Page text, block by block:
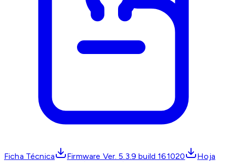
Ficha Técnica Firmware Ver. 5.3.9 build 161020
Hoja